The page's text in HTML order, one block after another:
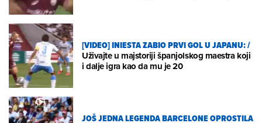
[VIDEO] INIESTA ZABIO PRVI GOL U JAPANU:/
Uživajte u majstoriji španjolskog maestra koji
i dalje igra kao da mu je 20
JOŠ JEDNA LEGENDA BARCELONE OPROSTILA